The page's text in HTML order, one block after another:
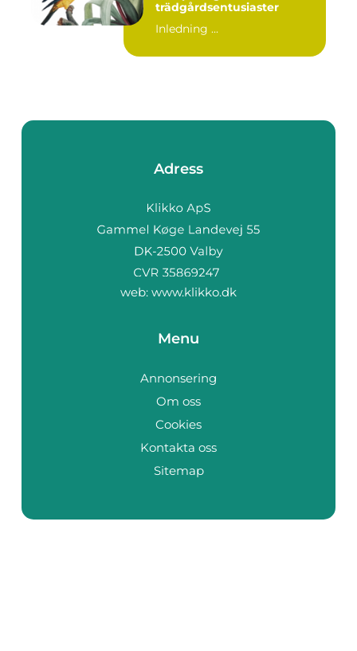
trädgårdsentusiaster
Inledning ...
Adress
web: www.klikko.dk
Menu
Annonsering
Om oss
Cookies
Kontakta oss
Sitemap